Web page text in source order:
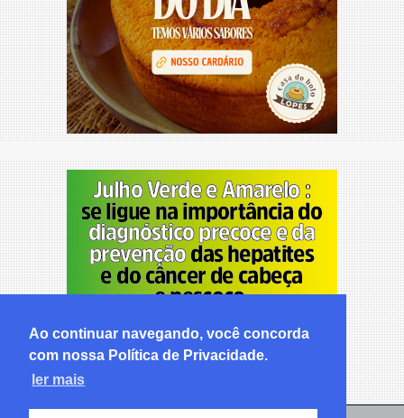
Ao continuar navegando, você concorda
com nossa Política de Privacidade.
ler mais